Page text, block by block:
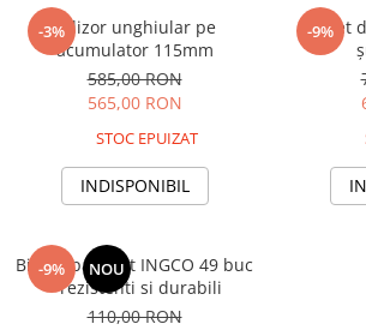
Ingrasaminte plante
Ingrasaminte plante
Ingrasaminte plante - CUTIE / KG
Ingrasaminte plante - ECOLOGICE
Ingrasaminte plante - FLORI
Ingrasaminte plante - FLORI - GEL
Casa, Gradina
Accesorii agricole
Accesorii gard electric
-3%Polizor unghiular pe
acumulator 115mm
585,00 RON
565,00 RON
STOC EPUIZAT
INDISPONIBIL
-9%Set
-9% NOU
Bits Impact Set INGCO 49 buc
– rezistenti si durabili
110,00 RON